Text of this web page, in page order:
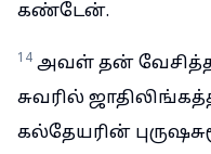
கண்டேன்.
14 அவள் தன்
சுவரில்
கல்தேயரின்